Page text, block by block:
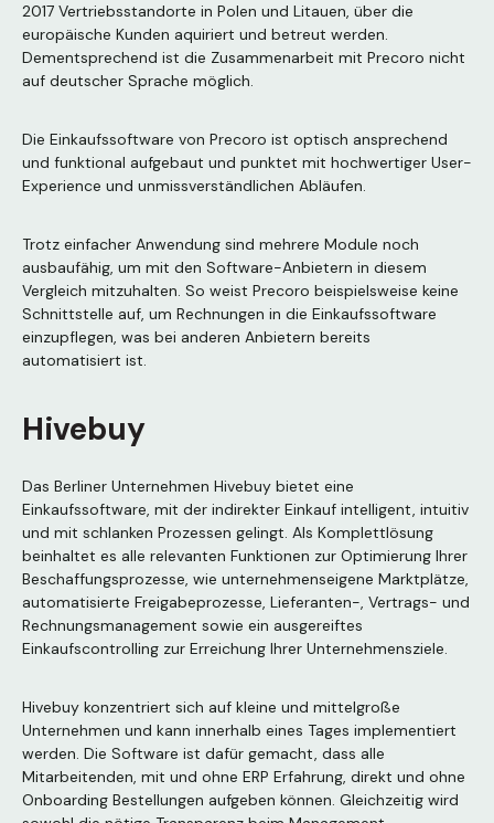
2017 Vertriebsstandorte in Polen und Litauen, über die
europäische Kunden aquiriert und betreut werden.
Dementsprechend ist die Zusammenarbeit mit Precoro nicht
auf deutscher Sprache möglich.
Die Einkaufssoftware von Precoro ist optisch ansprechend
und funktional aufgebaut und punktet mit hochwertiger User-
Experience und unmissverständlichen Abläufen.
Trotz einfacher Anwendung sind mehrere Module noch
ausbaufähig, um mit den Software-Anbietern in diesem
Vergleich mitzuhalten. So weist Precoro beispielsweise keine
Schnittstelle auf, um Rechnungen in die Einkaufssoftware
einzupflegen, was bei anderen Anbietern bereits
automatisiert ist.
Hivebuy
Das Berliner Unternehmen Hivebuy bietet eine
Einkaufssoftware, mit der indirekter Einkauf intelligent, intuitiv
und mit schlanken Prozessen gelingt. Als Komplettlösung
beinhaltet es alle relevanten Funktionen zur Optimierung Ihrer
Beschaffungsprozesse, wie unternehmenseigene Marktplätze,
automatisierte Freigabeprozesse, Lieferanten-, Vertrags- und
Rechnungsmanagement sowie ein ausgereiftes
Einkaufscontrolling zur Erreichung Ihrer Unternehmensziele.
Hivebuy konzentriert sich auf kleine und mittelgroße
Unternehmen und kann innerhalb eines Tages implementiert
werden. Die Software ist dafür gemacht, dass alle
Mitarbeitenden, mit und ohne ERP Erfahrung, direkt und ohne
Onboarding Bestellungen aufgeben können. Gleichzeitig wird